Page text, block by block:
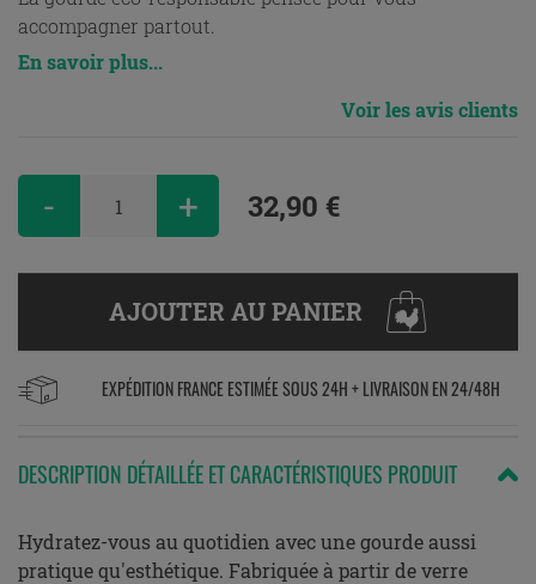
accompagner partout.
En savoir plus...
Voir les avis clients
- + 32,90 €
AJOUTER AU PANIER
EXPÉDITION FRANCE ESTIMÉE SOUS 24H + LIVRAISON EN 24/48H
DESCRIPTION DÉTAILLÉE ET CARACTÉRISTIQUES PRODUIT
Hydratez-vous au quotidien avec une gourde aussi
pratique qu'esthétique. Fabriquée à partir de verre